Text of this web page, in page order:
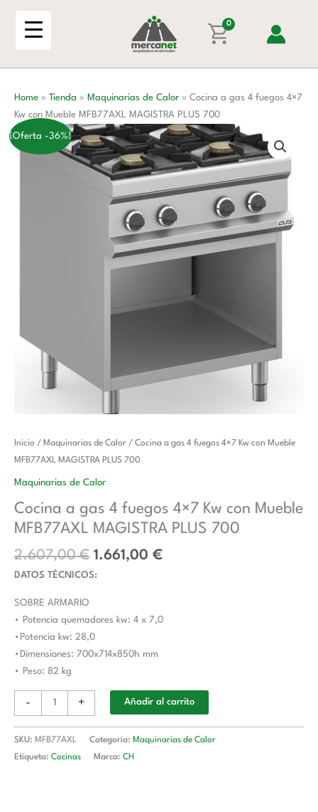
0
Home » Tienda » Maquinarias de Calor » Cocina a gas 4 fuegos 4×7
Kw con Mueble MFB77AXL MAGISTRA PLUS 700
¡Oferta -36%!
Inicio / Maquinarias de Calor / Cocina a gas 4 fuegos 4×7 Kw con Mueble
MFB77AXL MAGISTRA PLUS 700
Maquinarias de Calor
Cocina a gas 4 fuegos 4×7 Kw con Mueble
MFB77AXL MAGISTRA PLUS 700
2.607,00€
El
precio
original
2.607,00 €.
1.661,00 €
El
1.661,00 €.
DATOS TÉCNICOS:
SOBRE ARMARIO
• Potencia quemadores kw: 4 x 7,0
•Potencia kw: 28,0
•Dimensiones: 700x714x850h mm
• Peso: 82 kg
-
Cocina
a
gas
fuegos
4x7
con
Mueble
+ Añadir al carrito
SKU: MFB77AXL Categoría: Maquinarias de Calor
Etiqueta: Cocinas Marca: CH
fuegos
4x7
Kw
Mueble
MFB77AXL
MAGISTRA
PLUS